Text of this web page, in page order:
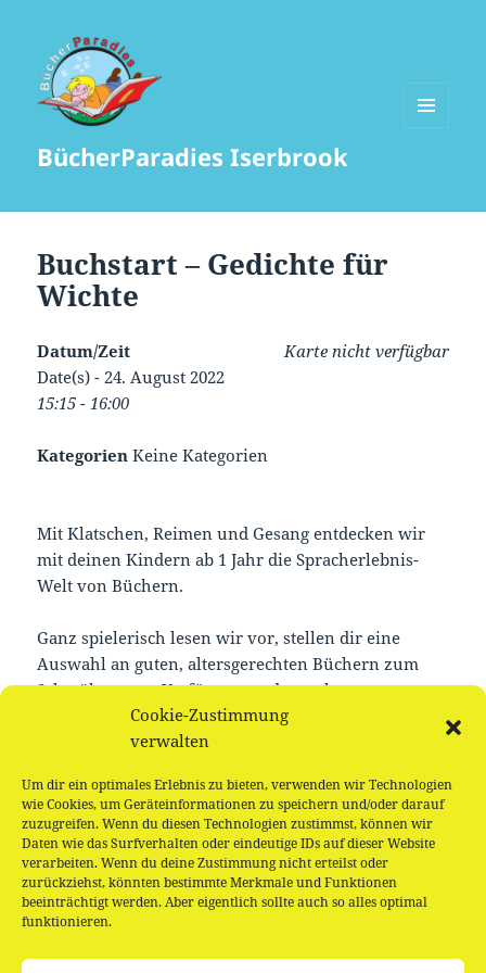
Cookie-Zustimmung
verwalten
Um dir ein optimales Erlebnis zu bieten, verwenden wir Technologien
wie Cookies, um Geräteinformationen zu speichern und/oder darauf
zuzugreifen. Wenn du diesen Technologien zustimmst, können wir
Daten wie das Surfverhalten oder eindeutige IDs auf dieser Website
verarbeiten. Wenn du deine Zustimmung nicht erteilst oder
zurückziehst, könnten bestimmte Merkmale und Funktionen
beeinträchtigt werden. Aber eigentlich sollte auch so alles optimal
funktionieren.
BücherParadies Iserbrook
Buchstart – Gedichte für
Wichte
Karte nicht verfügbar
Datum/Zeit
Date(s) - 24. August 2022
15:15 - 16:00
Kategorien Keine Kategorien
Mit Klatschen, Reimen und Gesang entdecken wir
mit deinen Kindern ab 1 Jahr die Spracherlebnis-
Welt von Büchern.
Ganz spielerisch lesen wir vor, stellen dir eine
Auswahl an guten, altersgerechten Büchern zum
Schmökern zur Verfügung und tauschen uns aus.
Eine wertvolle halbe Stunde für kleine Wichte und
ihre Begleitung.
Eine offene und freie Veranstaltung für Kids ab 1
Jahr
VORHERIGER